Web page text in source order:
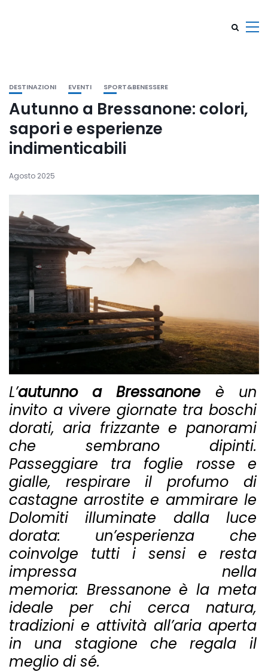
DESTINAZIONI EVENTI SPORT&BENESSERE
Autunno a Bressanone: colori,
sapori e esperienze
indimenticabili
Agosto 2025
L’autunno a Bressanone è un
invito a vivere giornate tra boschi
dorati, aria frizzante e panorami
che sembrano dipinti.
Passeggiare tra foglie rosse e
gialle, respirare il profumo di
castagne arrostite e ammirare le
Dolomiti illuminate dalla luce
dorata: un’esperienza che
coinvolge tutti i sensi e resta
impressa nella
memoria: Bressanone è la meta
ideale per chi cerca natura,
tradizioni e attività all’aria aperta
in una stagione che regala il
meglio di sé.